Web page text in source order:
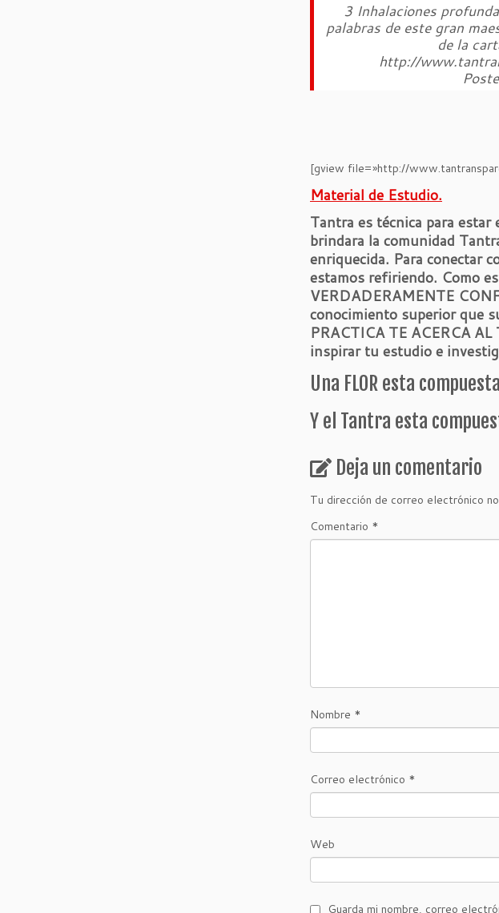
3 Inhalaciones
palabras de este gran
de la
http://
[gview file=»http://
Material de Estudio.
Tantra es técnica para
brindara la comunidad
enriquecida. Para conectar
estamos refiriendo. Como
VERDADERAMENTE
conocimiento superior que
PRACTICA TE ACERCA
inspirar tu estudio e
Una FLOR esta
Y el Tantra esta
Deja un comentario
Tu dirección de correo electrónico
Comentario *
Nombre *
Correo electrónico *
Web
Guarda mi nombre, correo